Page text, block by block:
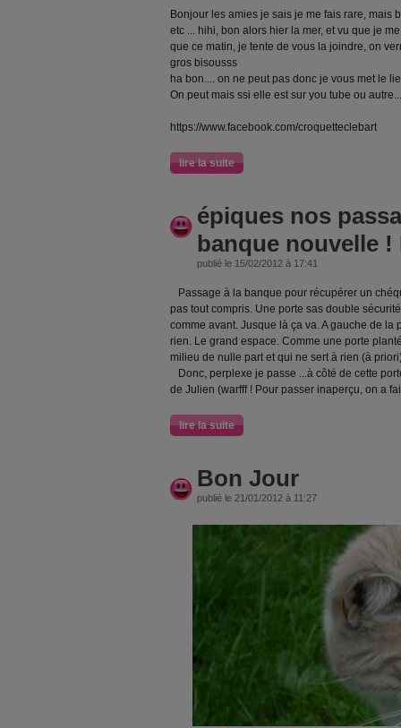
Bonjour les amies je sais je me fais rare, mais
etc ... hihi, bon alors hier la mer, et vu que je
que ce matin, je tente de vous la joindre, on
gros bisousss
ha bon.... on ne peut pas donc je vous met le
On peut mais ssi elle est sur you tube ou autre...
https://www.facebook.com/croquetteclebart
lire la suite
épiques nos
banque nouvelle !
publié le 15/02/2012 à 17:41
Passage à la banque pour récupérer un
pas tout compris. Une porte sas double
comme avant. Jusque là ça va. A gauche de la
rien. Le grand espace. Comme une porte
milieu de nulle part et qui ne sert à rien (à
Donc, perplexe je passe ...à côté de cette
de Julien (warfff ! Pour passer inaperçu, on a
lire la suite
Bon Jour
publié le 21/01/2012 à 11:27